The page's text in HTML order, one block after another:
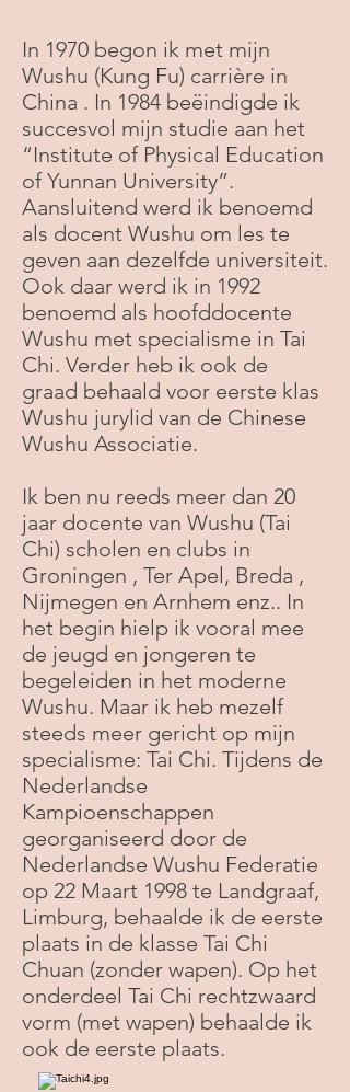
In 1970 begon ik met mijn
Wushu (Kung Fu) carrière in
China . In 1984 beëindigde ik
succesvol mijn studie aan het
“Institute of Physical Education
of Yunnan University”.
Aansluitend werd ik benoemd
als docent Wushu om les te
geven aan dezelfde universiteit.
Ook daar werd ik in 1992
benoemd als hoofddocente
Wushu met specialisme in Tai
Chi. Verder heb ik ook de
graad behaald voor eerste klas
Wushu jurylid van de Chinese
Wushu Associatie.
Ik ben nu reeds meer dan 20
jaar docente van Wushu (Tai
Chi) scholen en clubs in
Groningen , Ter Apel, Breda ,
Nijmegen en Arnhem enz.. In
het begin hielp ik vooral mee
de jeugd en jongeren te
begeleiden in het moderne
Wushu. Maar ik heb mezelf
steeds meer gericht op mijn
specialisme: Tai Chi. Tijdens de
Nederlandse
Kampioenschappen
georganiseerd door de
Nederlandse Wushu Federatie
op 22 Maart 1998 te Landgraaf,
Limburg, behaalde ik de eerste
plaats in de klasse Tai Chi
Chuan (zonder wapen). Op het
onderdeel Tai Chi rechtzwaard
vorm (met wapen) behaalde ik
ook de eerste plaats.